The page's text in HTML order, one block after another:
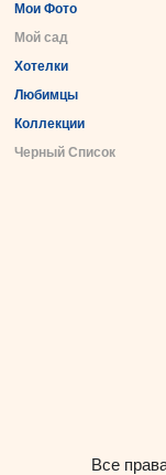
Мои Фото
Мой сад
Хотелки
Любимцы
Коллекции
Черный Список
Все